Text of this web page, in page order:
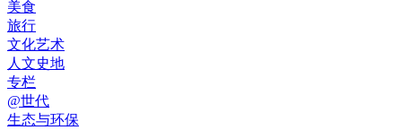
美食
旅行
文化艺术
人文史地
专栏
@世代
生态与环保